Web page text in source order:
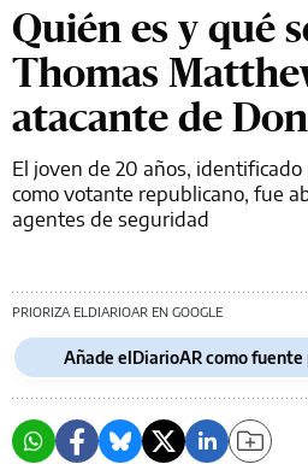
Quién es y qué
Thomas
atacante de
El joven de 20 años,
como votante republicano, fue
agentes de seguridad
PRIORIZA ELDIARIOAR EN GOOGLE
Añade elDiarioAR como fuente